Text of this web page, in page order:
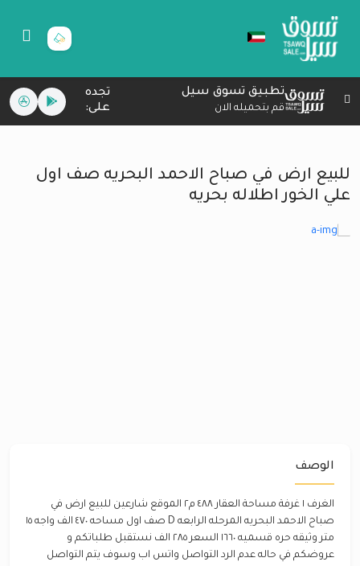
تطبيق تسوق سيل
قم بتحميله الان
تجده
على:
للبيع ارض في صباح الاحمد البحريه صف اول
علي الخور اطلاله بحريه
الوصف
الغرف ١ غرفة مساحة العقار ٤٨٨ م٢ الموقع شارعين للبيع ارض في
صباح الاحمد البحريه المرحله الرابعه D صف اول مساحه ٤٧٠ الف واجه ١٥
متر وثيقه حره قسميه ١٦٦٠ السعر ٢٨٥ الف نستقبل طلباتكم و
عروضكم في حاله عدم الرد التواصل واتس اب وسوف يتم التواصل